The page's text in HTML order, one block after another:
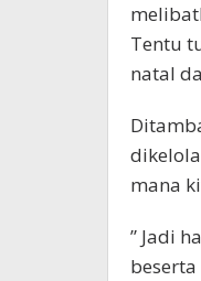
Tentu
natal
mana
” Jadi